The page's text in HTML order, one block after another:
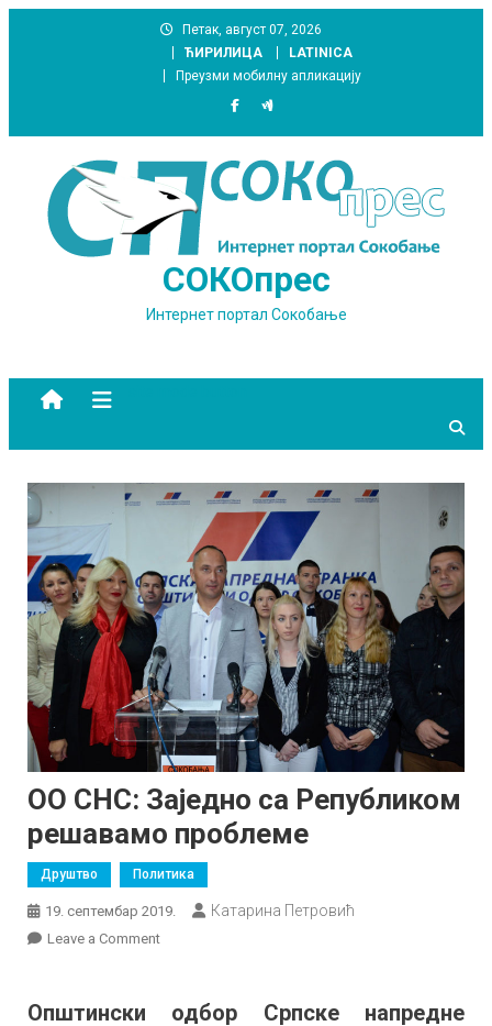
Петак, август 07, 2026
ЋИРИЛИЦА
LATINICA
Преузми мобилну апликацију
СОКОпрес
Интернет портал Сокобање
ОО СНС: Заједно са Републиком
решавамо проблеме
Друштво Политика
19. септембар 2019. Катарина Петровић
Leave a Commenton
Заједно
Општински одбор Српске напредне